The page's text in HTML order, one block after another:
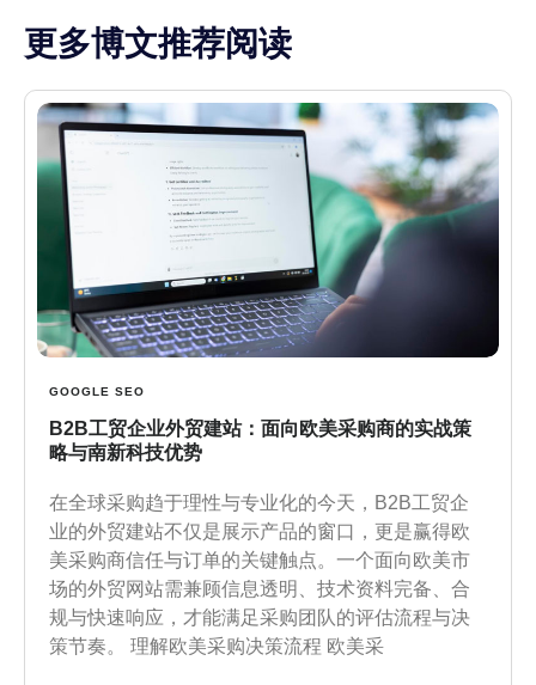
更多博文推荐阅读
GOOGLE SEO
B2B工贸企业外贸建站：面向欧美采购商的实战策
略与南新科技优势
在全球采购趋于理性与专业化的今天，B2B工贸企
业的外贸建站不仅是展示产品的窗口，更是赢得欧
美采购商信任与订单的关键触点。一个面向欧美市
场的外贸网站需兼顾信息透明、技术资料完备、合
规与快速响应，才能满足采购团队的评估流程与决
策节奏。 理解欧美采购决策流程 欧美采